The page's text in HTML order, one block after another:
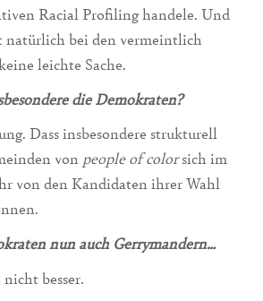
Racial Profiling handele. Und
natürlich bei den vermeintlich
leichte Sache.
die Demokraten?
Dass insbesondere strukturell
von people of colorsich im
von den Kandidaten ihrer Wahl
nun auch Gerrymandern…
besser.